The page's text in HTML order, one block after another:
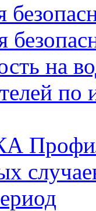
на
по